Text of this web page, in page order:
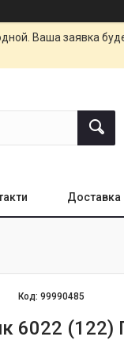
Ваша заявка
Доставка
Код:99990485
6022 (122)